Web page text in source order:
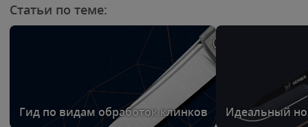
Статьи по теме:
Гид по видам обработок клинков Идеальный